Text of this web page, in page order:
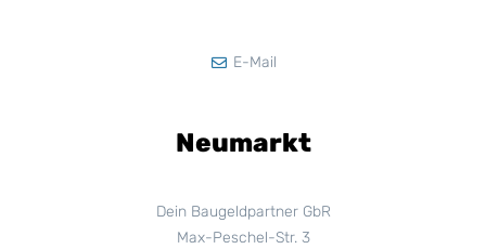
E-Mail
Neumarkt
Dein Baugeldpartner GbR
Max-Peschel-Str. 3